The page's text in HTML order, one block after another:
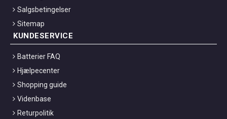
Salgsbetingelser
Sitemap
KUNDESERVICE
Batterier FAQ
Hjælpecenter
Shopping guide
Videnbase
Returpolitik